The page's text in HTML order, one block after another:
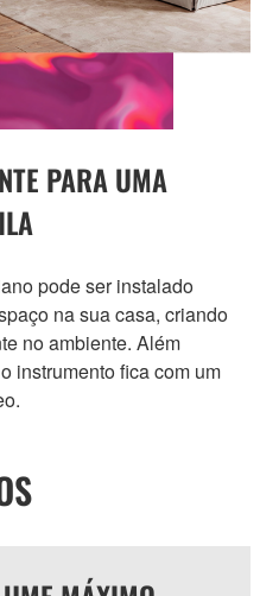
PARA UMA
pode ser instalado
na sua casa, criando
no ambiente. Além
instrumento fica com um